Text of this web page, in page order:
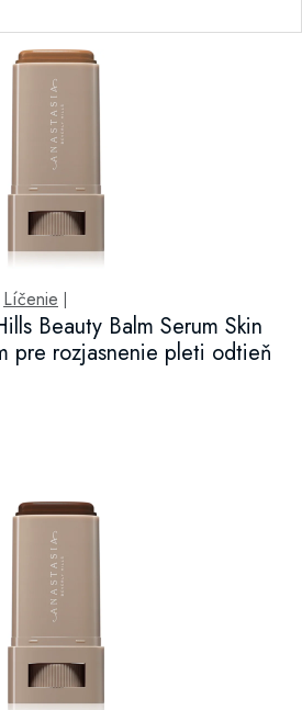
Líčenie
Beauty Balm Serum Skin
pre rozjasnenie pleti odtieň